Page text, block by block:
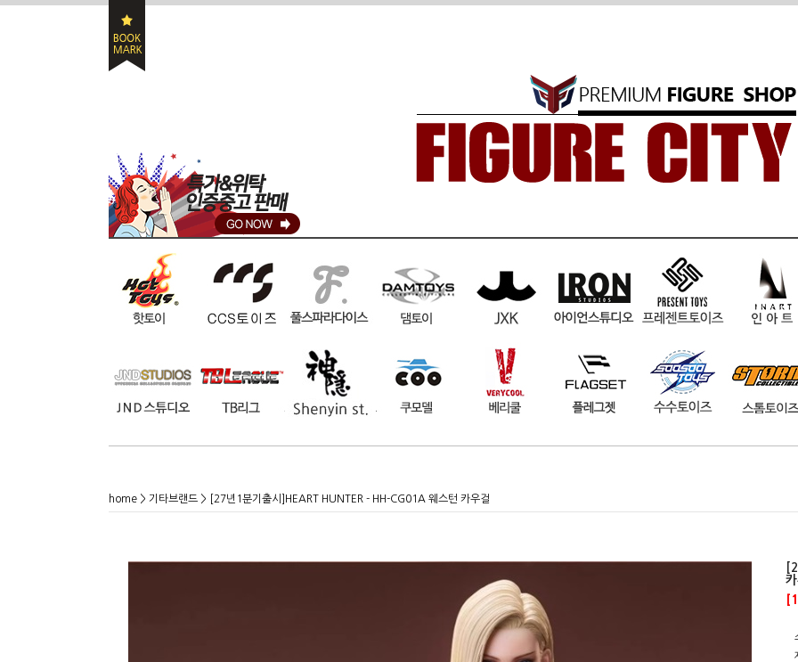
home > 기타브랜드 > [27년1분기출시]HEART HUNTER - HH-CG01A 웨스턴 카우걸